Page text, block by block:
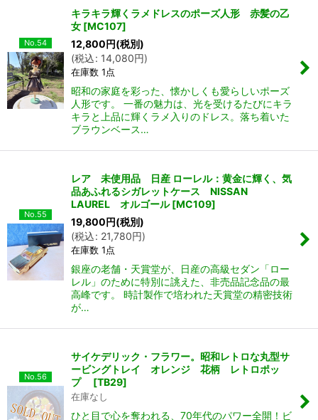
No.54
キラキラ輝くラメドレスのポーズ人形 赤髪の乙
女 [MC107]
12,800円(税別)
(税込: 14,080円)
在庫数 1点
昭和の家庭を彩った、懐かしくも愛らしいポーズ
人形です。 一番の魅力は、光を受けるたびにキラ
キラと上品に輝くラメ入りのドレス。落ち着いた
ブラウンベース…
No.55
レア 未使用品 日産 ローレル：黄金に輝く、気
品あふれるシガレットケース NISSAN
LAUREL オルゴール [MC109]
19,800円(税別)
(税込: 21,780円)
在庫数 1点
銀座の老舗・天賞堂が、日産の高級セダン「ロー
レル」のために特別に誂えた、非売品記念品の最
高峰です。 時計製作で培われた天賞堂の精密技術
が…
No.56
サイケデリック・フラワー。昭和レトロな丸型サ
ービングトレイ オレンジ 花柄 レトロポッ
プ
[TB29]
在庫なし
ひと目で心を奪われる、70年代のパワー全開！ビ